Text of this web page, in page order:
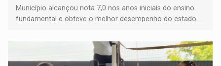
Município alcançou nota 7,0 nos anos iniciais do ensino
fundamental e obteve o melhor desempenho do estado